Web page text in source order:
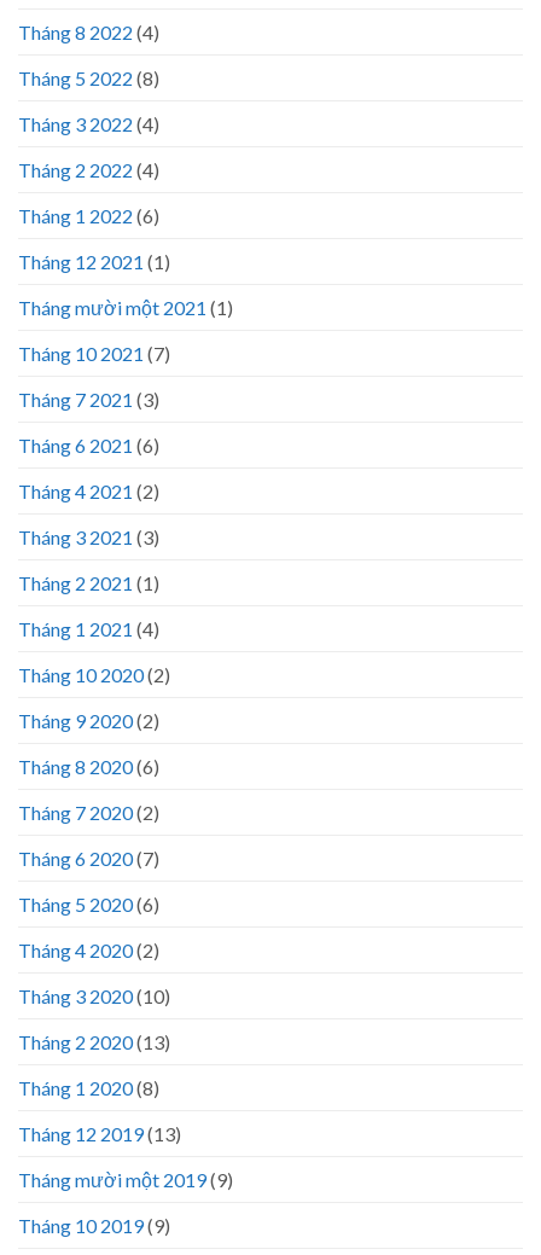
Tháng 8 2022 (4)
Tháng 5 2022 (8)
Tháng 3 2022 (4)
Tháng 2 2022 (4)
Tháng 1 2022 (6)
Tháng 12 2021 (1)
Tháng mười một 2021 (1)
Tháng 10 2021 (7)
Tháng 7 2021 (3)
Tháng 6 2021 (6)
Tháng 4 2021 (2)
Tháng 3 2021 (3)
Tháng 2 2021 (1)
Tháng 1 2021 (4)
Tháng 10 2020(2)
Tháng 9 2020(2)
Tháng 8 2020(6)
Tháng 7 2020(2)
Tháng 6 2020(7)
Tháng 5 2020(6)
Tháng 4 2020(2)
Tháng 3 2020(10)
Tháng 2 2020(13)
Tháng 1 2020(8)
Tháng 12 2019(13)
Tháng mười một 2019(9)
Tháng 10 2019(9)